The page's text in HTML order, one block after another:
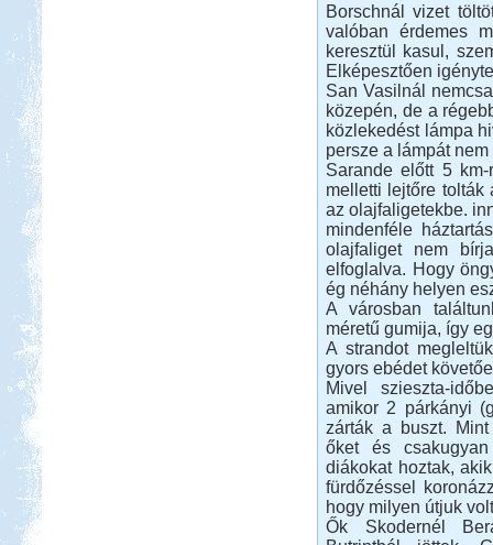
Borschnál vizet
valóban érdemes
keresztül kasul,
Elképesztően
San Vasilnál
közepén, de a
közlekedést lámpa
persze a lámpát
Sarande előtt 5
melletti lejtőre tolták
az olajfaligetekbe.
mindenféle
olajfaliget nem
elfoglalva. Hogy
ég néhány helyen
A városban
méretű gumija, így
A strandot
gyors ebédet
Mivel szieszta-
amikor 2 párkányi
zárták a buszt.
őket és
diákokat hoztak,
fürdőzéssel
hogy milyen útjuk
Ők Skodernél